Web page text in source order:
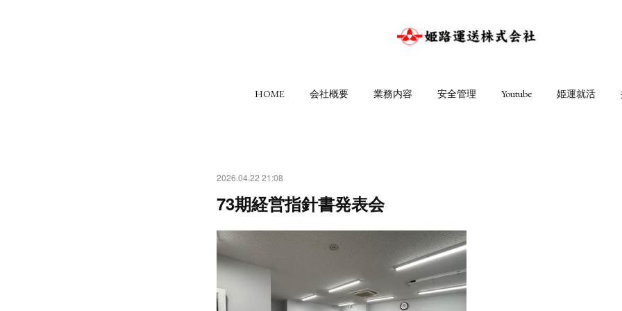
HOME 会社概要 業務内容 安全管理 Youtube 姫運就活
2026.04.22 21:08
73期経営指針書発表会